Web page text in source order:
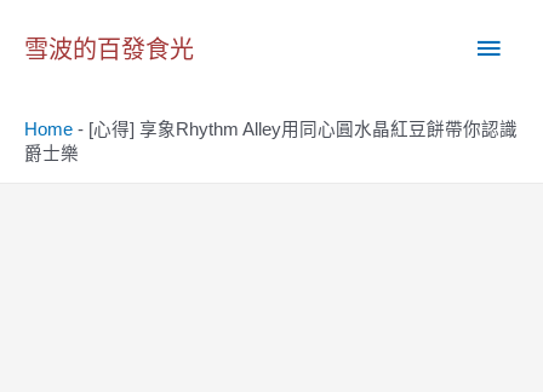
雪波的百發食光
主
Home - [心得] 享象Rhythm Alley用同心圓水晶紅豆餅帶你認識
爵士樂